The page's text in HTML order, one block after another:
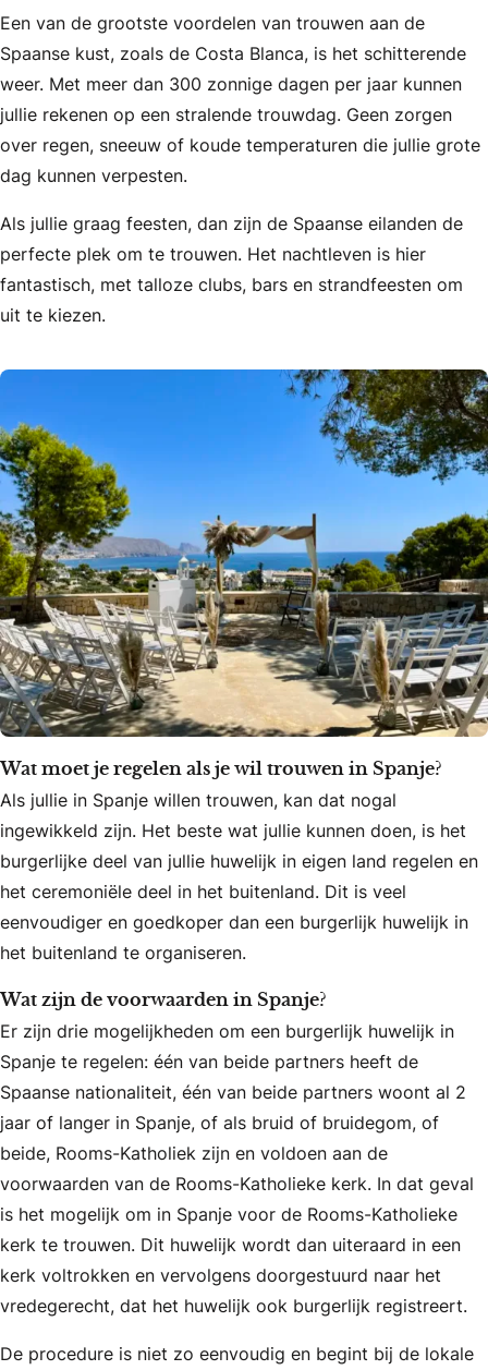
Een van de grootste voordelen van trouwen aan de
Spaanse kust, zoals de Costa Blanca, is het schitterende
weer. Met meer dan 300 zonnige dagen per jaar kunnen
jullie rekenen op een stralende trouwdag. Geen zorgen
over regen, sneeuw of koude temperaturen die jullie grote
dag kunnen verpesten.
Als jullie graag feesten, dan zijn de Spaanse eilanden de
perfecte plek om te trouwen. Het nachtleven is hier
fantastisch, met talloze clubs, bars en strandfeesten om
uit te kiezen.
Wat moet je regelen als je wil trouwen in Spanje?
Als jullie in Spanje willen trouwen, kan dat nogal
ingewikkeld zijn. Het beste wat jullie kunnen doen, is het
burgerlijke deel van jullie huwelijk in eigen land regelen en
het ceremoniële deel in het buitenland. Dit is veel
eenvoudiger en goedkoper dan een burgerlijk huwelijk in
het buitenland te organiseren.
Wat zijn de voorwaarden in Spanje?
Er zijn drie mogelijkheden om een burgerlijk huwelijk in
Spanje te regelen: één van beide partners heeft de
Spaanse nationaliteit, één van beide partners woont al 2
jaar of langer in Spanje, of als bruid of bruidegom, of
beide, Rooms-Katholiek zijn en voldoen aan de
voorwaarden van de Rooms-Katholieke kerk. In dat geval
is het mogelijk om in Spanje voor de Rooms-Katholieke
kerk te trouwen. Dit huwelijk wordt dan uiteraard in een
kerk voltrokken en vervolgens doorgestuurd naar het
vredegerecht, dat het huwelijk ook burgerlijk registreert.
De procedure is niet zo eenvoudig en begint bij de lokale